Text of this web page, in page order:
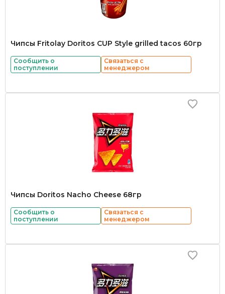
Чипсы Fritolay Doritos CUP Style grilled tacos 60гр
Сообщить о
поступлении
Связаться с
менеджером
Чипсы Doritos Nacho Cheese 68гр
Сообщить о
поступлении
Связаться с
менеджером